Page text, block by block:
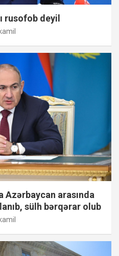
rusofob deyil
Azərbaycan arasında
sülh bərqərar olub